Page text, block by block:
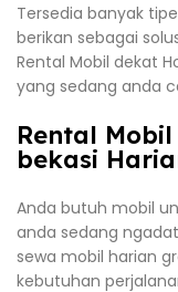
Tersedia banyak
berikan sebagai
Rental Mobil dekat
yang sedang anda
Rental
bekasi
Anda butuh mobil
anda sedang
sewa mobil harian
kebutuhan